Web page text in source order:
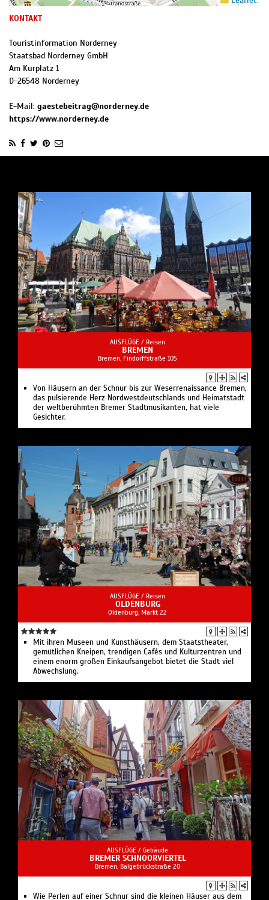
KONTAKT
Touristinformation Norderney
Staatsbad Norderney GmbH
Am Kurplatz 1
D-26548 Norderney
E-Mail: gaestebeitrag@norderney.de
https://www.norderney.de
AUSFLÜGE / Reisen
BREMEN
Bremen, Findorffstraße 105
Von Häusern an der Schnur bis zur Weserrenaissance Bremen,
das pulsierende Herz Nordwestdeutschlands und Heimatstadt
der weltberühmten Bremer Stadtmusikanten, hat viele
Gesichter.
AUSFLÜGE / Reisen
OLDENBURG
Oldenburg, Markt 22
Mit ihren Museen und Kunsthäusern, dem Staatstheater,
gemütlichen Kneipen, trendigen Cafés und Kulturzentren und
einem enorm großen Einkaufsangebot bietet die Stadt viel
Abwechslung.
AUSFLÜGE / Gebäude
BREMER SCHNOORVIERTEL
Bremen, Balgebrückstraße 20
Wie Perlen auf einer Schnur sind die kleinen Häuser aus dem